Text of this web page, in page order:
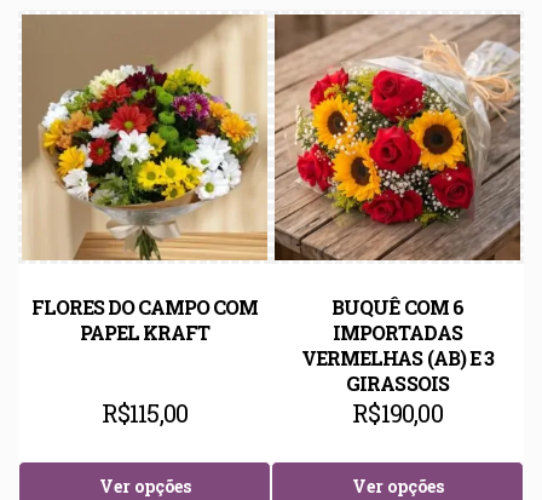
FLORES DO CAMPO COM
PAPEL KRAFT
R$115,00
Ver opções
BUQUÊ COM 6
IMPORTADAS
VERMELHAS (AB) E 3
GIRASSOIS
R$190,00
Ver opções